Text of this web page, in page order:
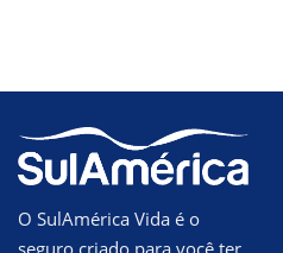
O SulAmérica Vida é o
seguro criado para você ter